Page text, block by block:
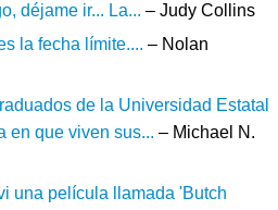
déjame ir... La... – Judy Collins
la fecha límite.... – Nolan
de la Universidad Estatal
en que viven sus... – Michael N.
una película llamada 'Butch